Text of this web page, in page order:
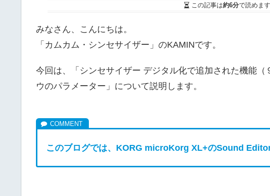
この記事は約6分で読めます
みなさん、こんにちは。
「カムカム・シンセサイザー」のKAMINです。
今回は、「シンセサイザー デジタル化で追加された機能
ウのパラメーター」について説明します。
このブログでは、KORG microKorg XL+のSound Editor